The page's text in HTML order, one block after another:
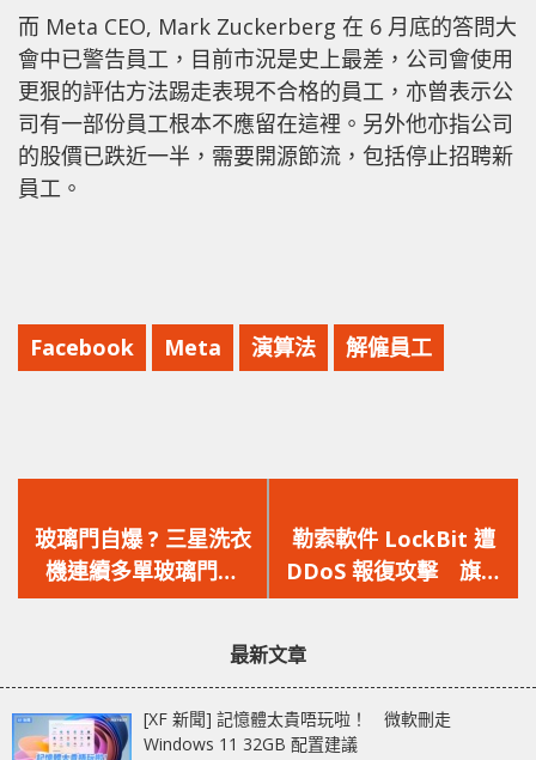
而 Meta CEO, Mark Zuckerberg 在 6 月底的答問大
會中已警告員工，目前市況是史上最差，公司會使用
更狠的評估方法踢走表現不合格的員工，亦曾表示公
司有一部份員工根本不應留在這裡。另外他亦指公司
的股價已跌近一半，需要開源節流，包括停止招聘新
員工。
Facebook Meta 演算法 解僱員工
一
篇
文
玻璃門自爆 ? 三星洗衣
機連續多單玻璃門自
爆，官方提供免費上門
一
篇
文
勒索軟件 LockBit 遭
DDoS 報復攻擊 旗下
網站因洩露 Entrust 數
最新文章
[XF 新聞] 記憶體太貴唔玩啦！ 微軟刪走
Windows 11 32GB 配置建議